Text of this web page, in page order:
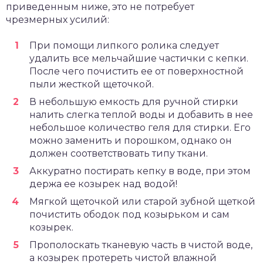
приведенным ниже, это не потребует
чрезмерных усилий:
При помощи липкого ролика следует
удалить все мельчайшие частички с кепки.
После чего почистить ее от поверхностной
пыли жесткой щеточкой.
В небольшую емкость для ручной стирки
налить слегка теплой воды и добавить в нее
небольшое количество геля для стирки. Его
можно заменить и порошком, однако он
должен соответствовать типу ткани.
Аккуратно постирать кепку в воде, при этом
держа ее козырек над водой!
Мягкой щеточкой или старой зубной щеткой
почистить ободок под козырьком и сам
козырек.
Прополоскать тканевую часть в чистой воде,
а козырек протереть чистой влажной